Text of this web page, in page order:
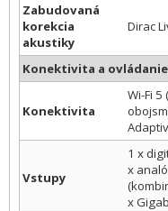
Zabudovaná
korekcia
akustiky
Dirac
Konektivita a ovládanie
Konektivita
Wi-Fi
Vstupy
1 x
x
x